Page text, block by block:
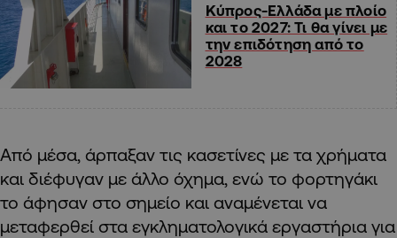
Κύπρος-Ελλάδα με πλοίο
και το 2027: Τι θα γίνει με
την επιδότηση από το
2028
Από μέσα, άρπαξαν τις κασετίνες με τα χρήματα
και διέφυγαν με άλλο όχημα, ενώ το φορτηγάκι
το άφησαν στο σημείο και αναμένεται να
μεταφερθεί στα εγκληματολογικά εργαστήρια για